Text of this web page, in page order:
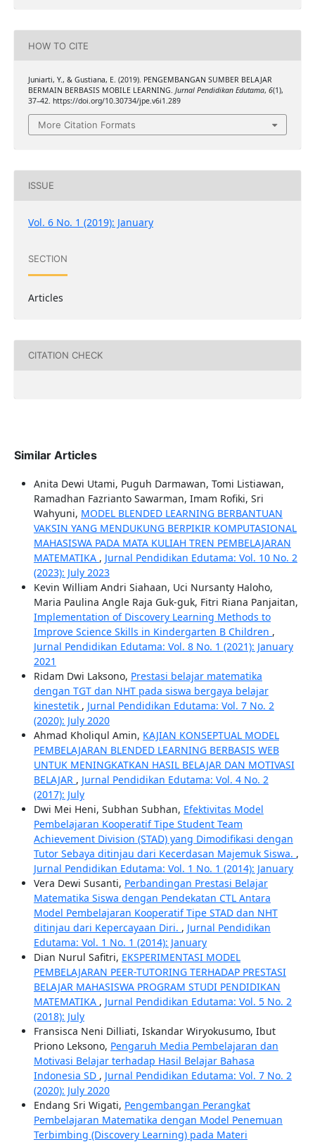
HOW TO CITE
Juniarti, Y., & Gustiana, E. (2019). PENGEMBANGAN SUMBER BELAJAR
BERMAIN BERBASIS MOBILE LEARNING. Jurnal Pendidikan Edutama, 6(1),
37–42. https://doi.org/10.30734/jpe.v6i1.289
More Citation Formats
ISSUE
Vol. 6 No. 1 (2019): January
SECTION
Articles
CITATION CHECK
Similar Articles
Anita Dewi Utami, Puguh Darmawan, Tomi Listiawan,
Ramadhan Fazrianto Sawarman, Imam Rofiki, Sri
Wahyuni, MODEL BLENDED LEARNING BERBANTUAN
VAKSIN YANG MENDUKUNG BERPIKIR KOMPUTASIONAL
MAHASISWA PADA MATA KULIAH TREN PEMBELAJARAN
MATEMATIKA , Jurnal Pendidikan Edutama: Vol. 10 No. 2
(2023): July 2023
Kevin William Andri Siahaan, Uci Nursanty Haloho,
Maria Paulina Angle Raja Guk-guk, Fitri Riana Panjaitan,
Implementation of Discovery Learning Methods to
Improve Science Skills in Kindergarten B Children ,
Jurnal Pendidikan Edutama: Vol. 8 No. 1 (2021): January
2021
Ridam Dwi Laksono, Prestasi belajar matematika
dengan TGT dan NHT pada siswa bergaya belajar
kinestetik , Jurnal Pendidikan Edutama: Vol. 7 No. 2
(2020): July 2020
Ahmad Kholiqul Amin, KAJIAN KONSEPTUAL MODEL
PEMBELAJARAN BLENDED LEARNING BERBASIS WEB
UNTUK MENINGKATKAN HASIL BELAJAR DAN MOTIVASI
BELAJAR , Jurnal Pendidikan Edutama: Vol. 4 No. 2
(2017): July
Dwi Mei Heni, Subhan Subhan, Efektivitas Model
Pembelajaran Kooperatif Tipe Student Team
Achievement Division (STAD) yang Dimodifikasi dengan
Tutor Sebaya ditinjau dari Kecerdasan Majemuk Siswa. ,
Jurnal Pendidikan Edutama: Vol. 1 No. 1 (2014): January
Vera Dewi Susanti, Perbandingan Prestasi Belajar
Matematika Siswa dengan Pendekatan CTL Antara
Model Pembelajaran Kooperatif Tipe STAD dan NHT
ditinjau dari Kepercayaan Diri. , Jurnal Pendidikan
Edutama: Vol. 1 No. 1 (2014): January
Dian Nurul Safitri, EKSPERIMENTASI MODEL
PEMBELAJARAN PEER-TUTORING TERHADAP PRESTASI
BELAJAR MAHASISWA PROGRAM STUDI PENDIDIKAN
MATEMATIKA , Jurnal Pendidikan Edutama: Vol. 5 No. 2
(2018): July
Fransisca Neni Dilliati, Iskandar Wiryokusumo, Ibut
Priono Leksono, Pengaruh Media Pembelajaran dan
Motivasi Belajar terhadap Hasil Belajar Bahasa
Indonesia SD , Jurnal Pendidikan Edutama: Vol. 7 No. 2
(2020): July 2020
Endang Sri Wigati, Pengembangan Perangkat
Pembelajaran Matematika dengan Model Penemuan
Terbimbing (Discovery Learning) pada Materi